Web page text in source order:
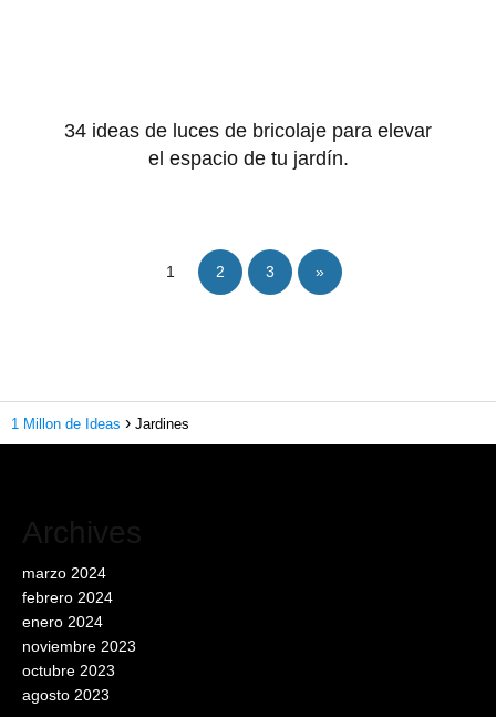
34 ideas de luces de bricolaje para elevar
el espacio de tu jardín.
1 2 3 »
1 Millon de Ideas Jardines
Archives
marzo 2024
febrero 2024
enero 2024
noviembre 2023
octubre 2023
agosto 2023